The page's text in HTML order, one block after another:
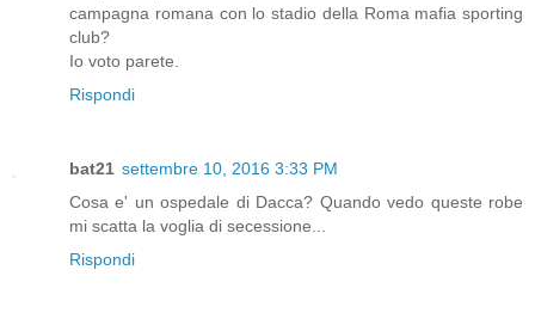
campagna romana con lo stadio della Roma mafia sporting
club?
Io voto parete.
Rispondi
bat21 settembre 10, 2016 3:33 PM
Cosa e' un ospedale di Dacca? Quando vedo queste robe
mi scatta la voglia di secessione...
Rispondi